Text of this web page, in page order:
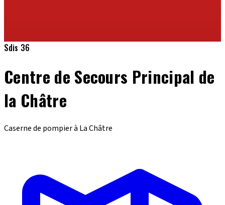
Sdis 36
Centre de Secours Principal de
la Châtre
Caserne de pompier à La Châtre